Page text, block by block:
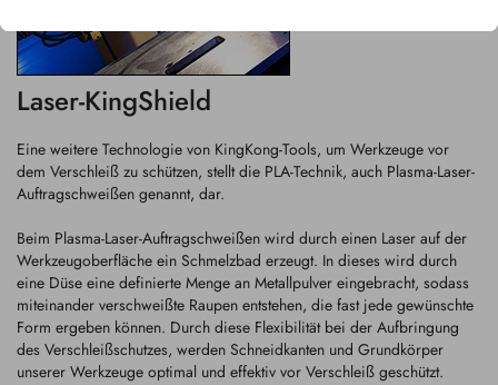
Laser-KingShield
Eine weitere Technologie von KingKong-Tools, um Werkzeuge vor
dem Verschleiß zu schützen, stellt die PLA-Technik, auch Plasma-Laser-
Auftragschweißen genannt, dar.
Beim Plasma-Laser-Auftragschweißen wird durch einen Laser auf der
Werkzeugoberfläche ein Schmelzbad erzeugt. In dieses wird durch
eine Düse eine definierte Menge an Metallpulver eingebracht, sodass
miteinander verschweißte Raupen entstehen, die fast jede gewünschte
Form ergeben können. Durch diese Flexibilität bei der Aufbringung
des Verschleißschutzes, werden Schneidkanten und Grundkörper
unserer Werkzeuge optimal und effektiv vor Verschleiß geschützt.